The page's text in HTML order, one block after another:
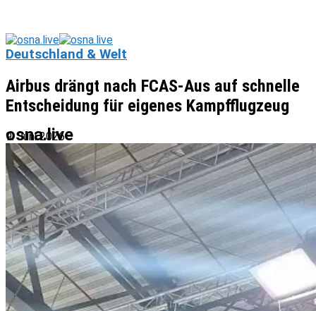
osna.live
Deutschland & Welt
Airbus drängt nach FCAS-Aus auf schnelle
Entscheidung für eigenes Kampfflugzeug
9. Juni 2026